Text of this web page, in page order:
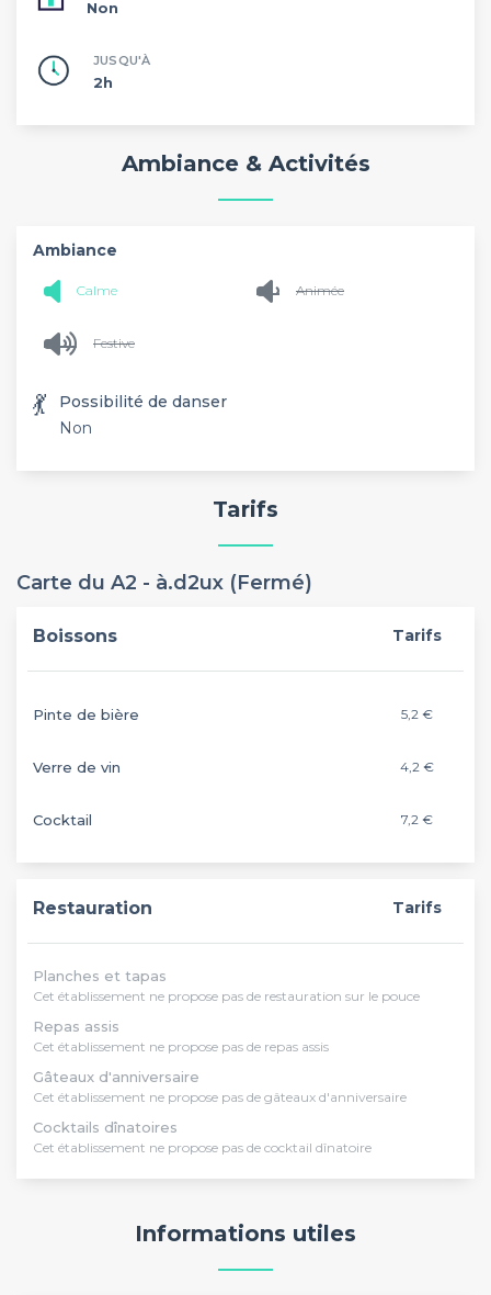
Non
JUSQU'À
2h
Ambiance & Activités
Ambiance
Calme Animée
Festive
💃
Possibilité de danser
Non
Tarifs
Carte du A2 - à.d2ux (Fermé)
Boissons Tarifs
Pinte de bière 5,2 €
Verre de vin 4,2 €
Cocktail 7,2 €
Restauration Tarifs
Planches et tapas
Cet établissement ne propose pas de restauration sur le pouce
Repas assis
Cet établissement ne propose pas de repas assis
Gâteaux d'anniversaire
Cet établissement ne propose pas de gâteaux d'anniversaire
Cocktails dînatoires
Cet établissement ne propose pas de cocktail dînatoire
Informations utiles